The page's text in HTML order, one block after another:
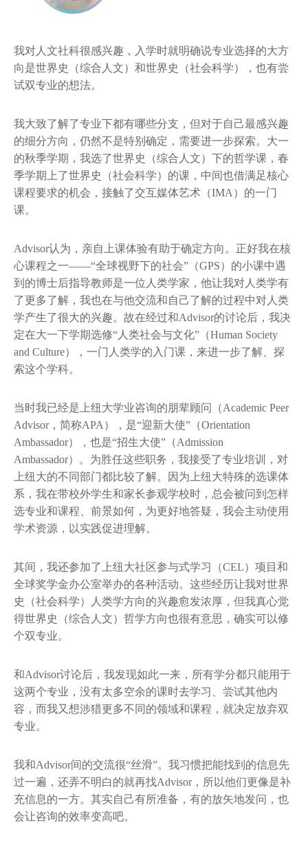
我对人文社科很感兴趣，入学时就明确说专业选择的大方
向是世界史（综合人文）和世界史（社会科学），也有尝
试双专业的想法。
我大致了解了专业下都有哪些分支，但对于自己最感兴趣
的细分方向，仍然不是特别确定，需要进一步探索。大一
的秋季学期，我选了世界史（综合人文）下的哲学课，春
季学期上了世界史（社会科学）的课，中间也借满足核心
课程要求的机会，接触了交互媒体艺术（IMA）的一门
课。
Advisor认为，亲自上课体验有助于确定方向。正好我在核
心课程之一——“全球视野下的社会”（GPS）的小课中遇
到的博士后指导教师是一位人类学家，他让我对人类学有
了更多了解，我也在与他交流和自己了解的过程中对人类
学产生了很大的兴趣。故在经过和Advisor的讨论后，我决
定在大一下学期选修“人类社会与文化”（Human Society
and Culture），一门人类学的入门课，来进一步了解、探
索这个学科。
当时我已经是上纽大学业咨询的朋辈顾问（Academic Peer
Advisor，简称APA），是“迎新大使”（Orientation
Ambassador），也是“招生大使”（Admission
Ambassador）。为胜任这些职务，我接受了专业培训，对
上纽大的不同部门都比较了解。因为上纽大特殊的选课体
系，我在带校外学生和家长参观学校时，总会被问到怎样
选专业和课程、前景如何，为更好地答疑，我会主动使用
学术资源，以实践促进理解。
其间，我还参加了上纽大社区参与式学习（CEL）项目和
全球奖学金办公室举办的各种活动。这些经历让我对世界
史（社会科学）人类学方向的兴趣愈发浓厚，但我真心觉
得世界史（综合人文）哲学方向也很有意思，确实可以修
个双专业。
和Advisor讨论后，我发现如此一来，所有学分都只能用于
这两个专业，没有太多空余的课时去学习、尝试其他内
容，而我又想涉猎更多不同的领域和课程，就决定放弃双
专业。
我和Advisor间的交流很“丝滑”。我习惯把能找到的信息先
过一遍，还弄不明白的就再找Advisor，所以他们更像是补
充信息的一方。其实自己有所准备，有的放矢地发问，也
会让咨询的效率变高吧。